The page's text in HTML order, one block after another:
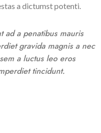
a dictumst potenti.
ad a penatibus mauris
gravida magnis a nec
a luctus leo eros
tincidunt.